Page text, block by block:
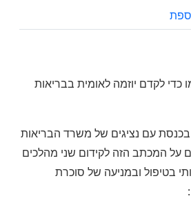
לקדם יוזמה לאומית בבריאות
ב23 ביולי בכנסת עם נציגים של משרד הבריאות
על המכתב הזה לקידום שני מהלכים
בטיפול ובמניעה של סוכרת